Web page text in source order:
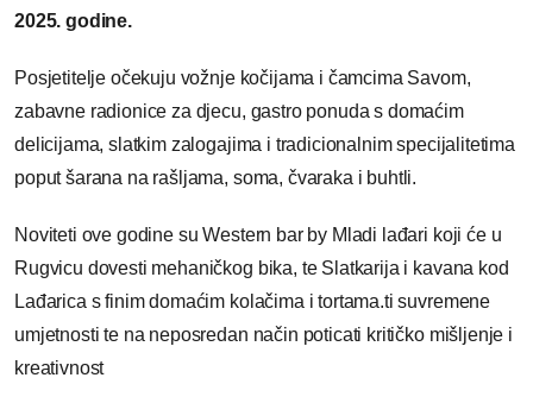
2025. godine.
Posjetitelje očekuju vožnje kočijama i čamcima Savom,
zabavne radionice za djecu, gastro ponuda s domaćim
delicijama, slatkim zalogajima i tradicionalnim specijalitetima
poput šarana na rašljama, soma, čvaraka i buhtli.
Noviteti ove godine su Western bar by Mladi lađari koji će u
Rugvicu dovesti mehaničkog bika, te Slatkarija i kavana kod
Lađarica s finim domaćim kolačima i tortama.ti suvremene
umjetnosti te na neposredan način poticati kritičko mišljenje i
kreativnost